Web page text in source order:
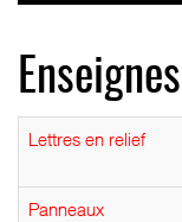
Enseignes
Lettres en relief
Panneaux